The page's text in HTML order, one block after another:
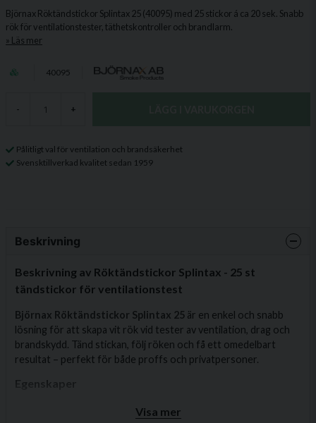
Björnax Röktändstickor Splintax 25 (40095) med 25 stickor á ca 20 sek. Snabb
rök för ventilationstester, täthetskontroller och brandlarm.
Läs mer
40095
- +
Pålitligt val för ventilation och brandsäkerhet
Svensktillverkad kvalitet sedan 1959
Beskrivning
Beskrivning av Röktändstickor Splintax - 25 st
tändstickor för ventilationstest
Björnax Röktändstickor Splintax 25 är en enkel och snabb
lösning för att skapa vit rök vid tester av ventilation, drag och
brandskydd. Tänd stickan, följ röken och få ett omedelbart
resultat – perfekt för både proffs och privatpersoner.
Egenskaper
25 stickor/burkVisa mer